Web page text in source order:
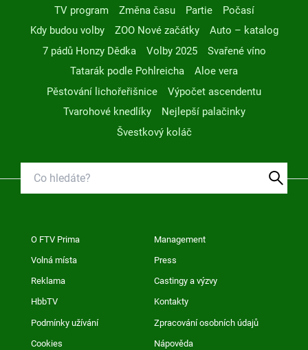
TV program
Změna času Partie
Počasí
Kdy budou volby
ZOO Nové začátky
Auto – katalog
7 pádů Honzy Dědka
Volby 2025
Svařené víno
Tatarák podle Pohlreicha
Aloe vera
Pěstování lichořeřišnice
Výpočet ascendentu
Tvarohové knedlíky
Nejlepší palačinky
Švestkový koláč
O FTV Prima Management
Volná místa Press
Reklama Castingy a výzvy
HbbTV Kontakty
Podmínky užívání Zpracování osobních údajů
Cookies Nápověda